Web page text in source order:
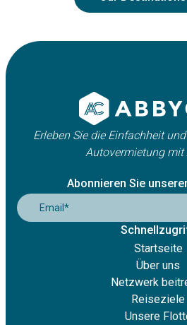
Erleben Sie die Einfachheit
Autovermietung mit
Abonnieren Sie
Email *
Startseite
Über uns
Netzwerk
Reiseziele
Unsere